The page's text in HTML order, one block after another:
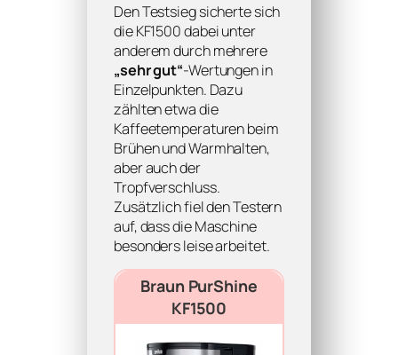
Den Testsieg sicherte sich
die KF1500 dabei unter
anderem durch mehrere
„sehr gut“-Wertungen in
Einzelpunkten. Dazu
zählten etwa die
Kaffeetemperaturen beim
Brühen und Warmhalten,
aber auch der
Tropfverschluss.
Zusätzlich fiel den Testern
auf, dass die Maschine
besonders leise arbeitet.
Braun PurShine
KF1500